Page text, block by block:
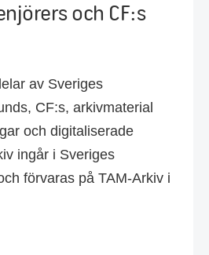
och CF:s
av Sveriges
CF:s, arkivmaterial
och digitaliserade
ingår i Sveriges
förvaras på TAM-Arkiv i